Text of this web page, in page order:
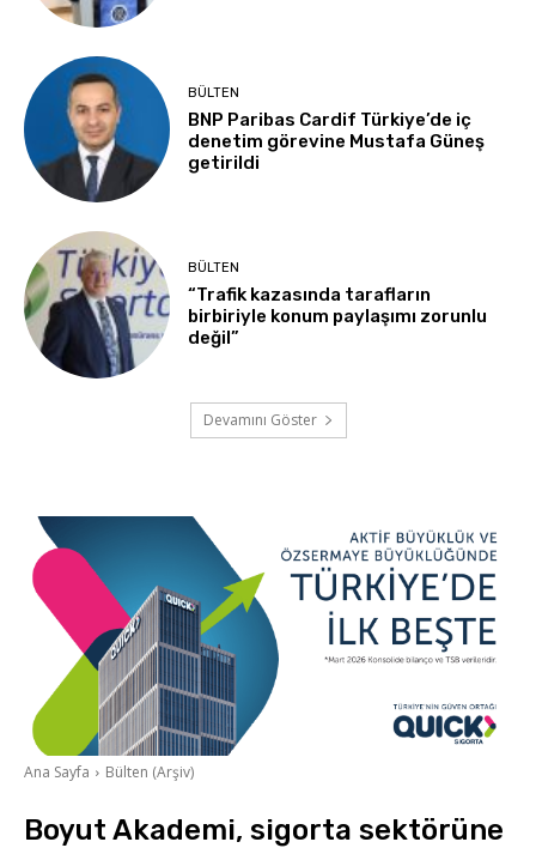
BÜLTEN
BNP Paribas Cardif Türkiye’de iç
denetim görevine Mustafa Güneş
getirildi
BÜLTEN
“Trafik kazasında tarafların
birbiriyle konum paylaşımı zorunlu
değil”
Devamını Göster